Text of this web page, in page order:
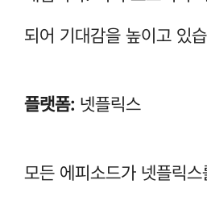
되어 기대감을 높이고 있
플랫폼: 넷플릭스
모든 에피소드가 넷플릭